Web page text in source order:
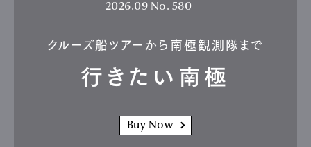
2026.09 No. 580
クルーズ船ツアーから南極観測隊まで
行きたい南極
Buy Now